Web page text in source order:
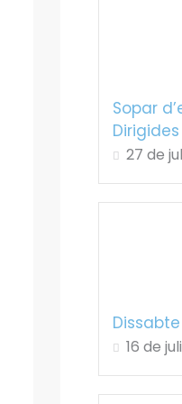
Sopar
Dirigides
27 de
16 de